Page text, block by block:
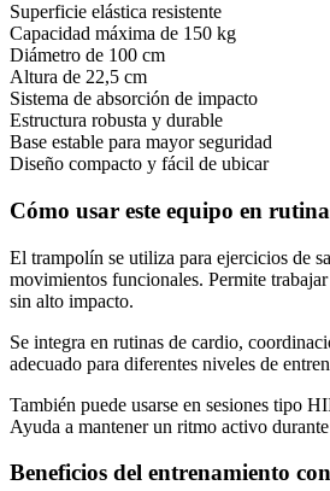
Superficie elástica resistente
Capacidad máxima de 150 kg
Diámetro de 100 cm
Altura de 22,5 cm
Sistema de absorción de impacto
Estructura robusta y durable
Base estable para mayor seguridad
Diseño compacto y fácil de ubicar
Cómo usar este equipo en
El trampolín se utiliza para ejercicios de
movimientos funcionales. Permite
sin alto impacto.
Se integra en rutinas de cardio,
adecuado para diferentes niveles de
También puede usarse en sesiones tipo
Ayuda a mantener un ritmo activo
Beneficios del entrenamiento